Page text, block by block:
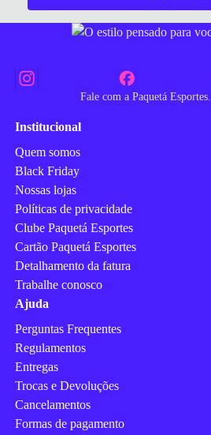
Fale com a Paquetá Esportes.
Institucional
Quem somos
Black Friday
Nossas lojas
Políticas de privacidade
Clube Paquetá Esportes
Cartão Paquetá Esportes
Detalhamento da fatura
Trabalhe conosco
Ajuda
Perguntas Frequentes
Regulamentos
Entregas
Trocas e Devoluções
Cancelamentos
Formas de pagamento